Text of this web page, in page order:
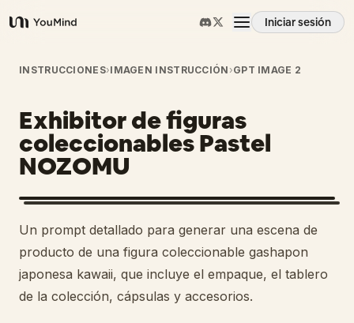
YouMind
Iniciar sesión
Resumen
Casos de uso
Habilidades
Prompts
Precios
INSTRUCCIONES›IMAGEN INSTRUCCIÓN ›GPT IMAGE 2
Exhibitor de figuras
coleccionables Pastel
NOZOMU
Un prompt detallado para generar una escena de
producto de una figura coleccionable gashapon
japonesa kawaii, que incluye el empaque, el tablero
de la colección, cápsulas y accesorios.